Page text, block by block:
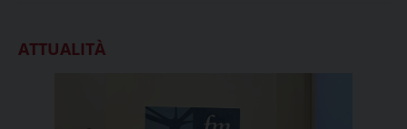
ATTUALITÀ